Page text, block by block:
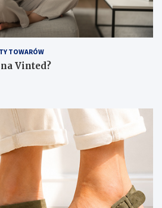
TOWARÓW
Vinted?